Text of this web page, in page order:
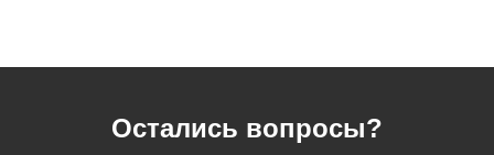
Остались вопросы?